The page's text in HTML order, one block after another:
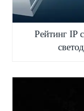
Рейтинг IP